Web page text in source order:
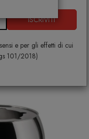
ISCRIVITI
e per gli effetti di cui
101/2018)